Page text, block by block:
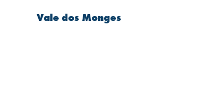
Vale dos Monges